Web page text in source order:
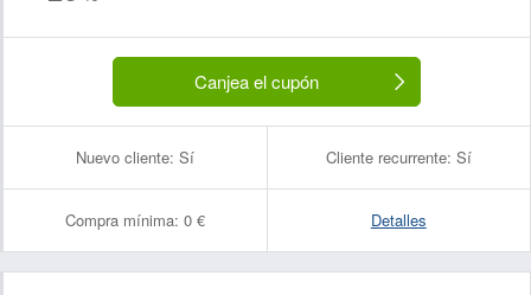
Canjea el cupón
Nuevo cliente: Sí Cliente recurrente: Sí
Compra mínima: 0 € Detalles